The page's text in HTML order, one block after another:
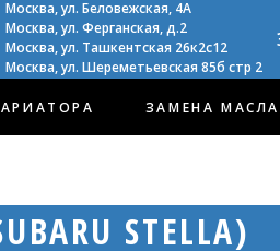
Москва, ул. Беловежская, 4А
Москва, ул. Ферганская, д.2
Москва, ул. Ташкентская 26к2с12
Москва, ул. Шереметьевская 85б стр 2
ЗАМЕНА МАСЛА
STELLA)